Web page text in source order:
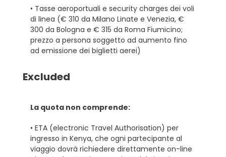
• Tasse aeroportuali e security charges dei voli
di linea (€ 310 da Milano Linate e Venezia, €
300 da Bologna e € 315 da Roma Fiumicino;
prezzo a persona soggetto ad aumento fino
ad emissione dei biglietti aerei)
Excluded
La quota non comprende:
• ETA (electronic Travel Authorisation) per
ingresso in Kenya, che ogni partecipante al
viaggio dovrà richiedere direttamente on-line